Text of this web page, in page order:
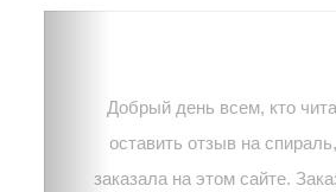
Добрый день всем, кто
оставить отзыв на
заказала на этом сайте.